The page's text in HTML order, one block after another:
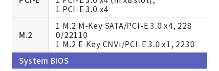
1 PCI-E 3.0 x4
M.2
1 M.2 M-Key SATA/PCI-E 3.0 x4, 228
0/22110
1 M.2 E-Key CNVi/PCI-E 3.0 x1, 2230
System BIOS